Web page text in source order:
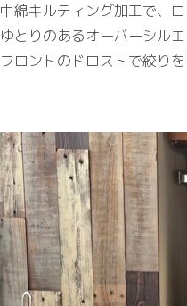
中綿キルティング加工で、
ゆとりのあるオーバーシル
フロントのドロストで絞り